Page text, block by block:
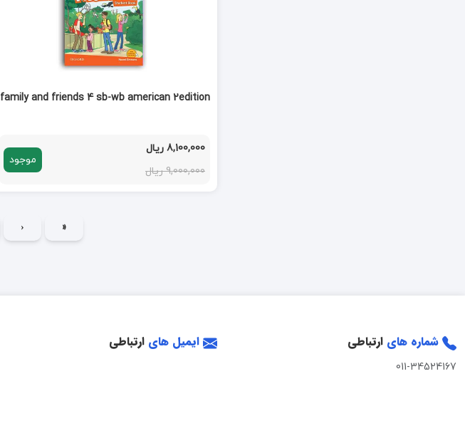
family and friends 4 sb-wb american 2edition
8,100,000 ریال
9,000,000 ریال
موجود
«
‹
شماره های ارتباطی
011-34524167
ایمیل های ارتباطی